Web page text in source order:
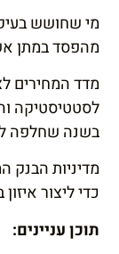
מי שחושש
מהפסד במתן
מדד המחירים
לסטטיסטיקה
בשנה שחלפה
כדי ליצור
תוכן עניינים: